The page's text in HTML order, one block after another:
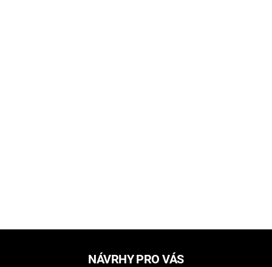
NÁVRHY PRO VÁS